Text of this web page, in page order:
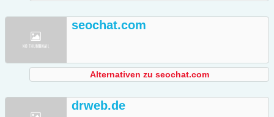
seochat.com
Alternativen zu seochat.com
drweb.de